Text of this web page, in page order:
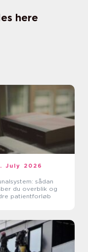
here
July 2026
sådan
du overblik og
patientforløb